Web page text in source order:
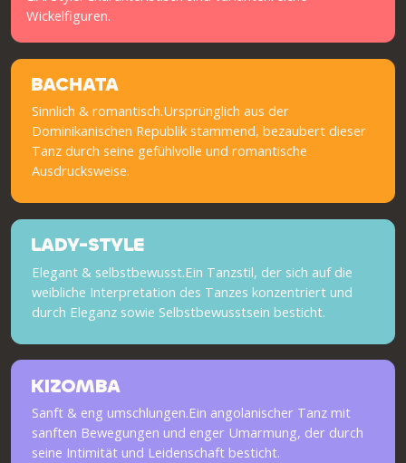
Wickelfiguren.
BACHATA
Sinnlich & romantisch.Ursprünglich aus der
Dominikanischen Republik stammend, bezaubert dieser
Tanz durch seine gefühlvolle und romantische
Ausdrucksweise.
LADY-STYLE
Elegant & selbstbewusst.Ein Tanzstil, der sich auf die
weibliche Interpretation des Tanzes konzentriert und
durch Eleganz sowie Selbstbewusstsein besticht.
KIZOMBA
Sanft & eng umschlungen.Ein angolanischer Tanz mit
sanften Bewegungen und enger Umarmung, der durch
seine Intimität und Leidenschaft besticht.